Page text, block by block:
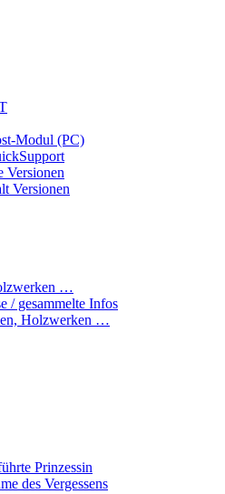
Modul (PC)
Versionen
Versionen
…
/ gesammelte Infos
Holzwerken …
Prinzessin
des Vergessens